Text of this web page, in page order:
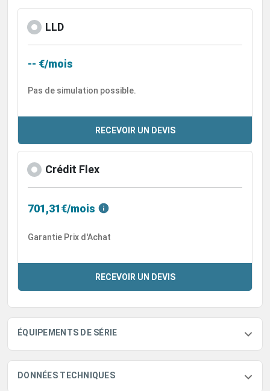
LLD
-- €/mois
Pas de simulation possible.
RECEVOIR UN DEVIS
Crédit Flex
701,31€/mois
Garantie Prix d'Achat
RECEVOIR UN DEVIS
ÉQUIPEMENTS DE SÉRIE
DONNÉES TECHNIQUES